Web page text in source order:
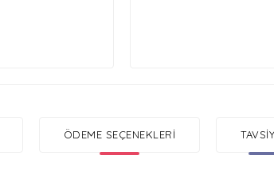
ÖDEME SEÇENEKLERI